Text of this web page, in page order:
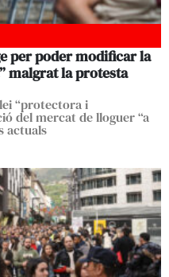
per poder modificar la
malgrat la protesta
“protectora i
del mercat de lloguer “a
actuals